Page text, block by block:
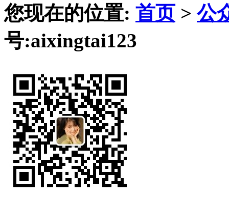
您现在的位置: 首页 > 公
号:aixingtai123